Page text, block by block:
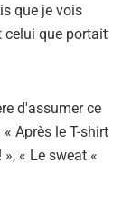
que je vois
celui que portait
d'assumer ce
Après le T-shirt
« Le sweat «